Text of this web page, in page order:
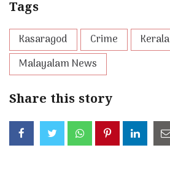
Tags
Kasaragod Crime Kerala
Malayalam News
Share this story